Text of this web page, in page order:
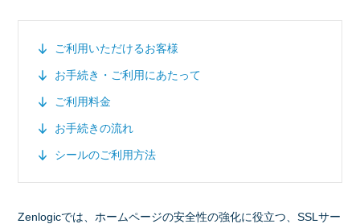
ご利用いただけるお客様
お手続き・ご利用にあたって
ご利用料金
お手続きの流れ
シールのご利用方法
Zenlogicでは、ホームページの安全性の強化に役立つ、SSLサー